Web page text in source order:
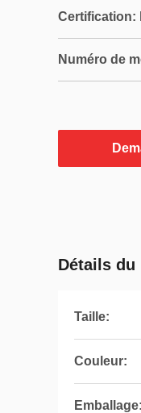
Certification:
Numéro de
Détails
Taille:
Couleur:
Emballage: